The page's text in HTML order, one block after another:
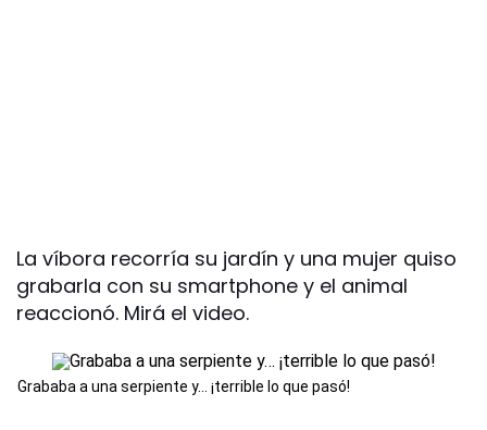
La víbora recorría su jardín y una mujer quiso
grabarla con su smartphone y el animal
reaccionó. Mirá el video.
Grababa a una serpiente y… ¡terrible lo que pasó!